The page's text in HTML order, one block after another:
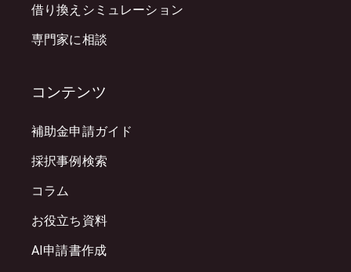
借り換えシミュレーション
専門家に相談
コンテンツ
補助金申請ガイド
採択事例検索
コラム
お役立ち資料
AI申請書作成